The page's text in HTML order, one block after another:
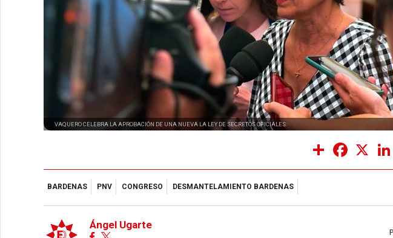
VAQUERO CELEBRA LA APROBACIÓN DE UNA NUEVA LA LEY DE SECRETOS OFICIALES:
Share Facebook
BARDENAS PNV CONGRESO DESMANTELAMIENTO BARDENAS
Ángel Ugarte